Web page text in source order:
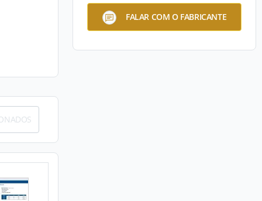
FALAR COM O FABRICANTE